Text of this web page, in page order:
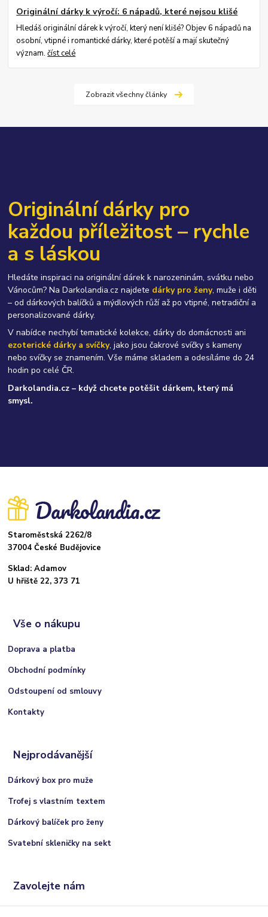
Originální dárky k výročí: 6 nápadů, které nejsou klišé
Hledáš originální dárek k výročí, který není klišé? Objev 6 nápadů na
osobní, vtipné i romantické dárky, které potěší a mají skutečný
význam.číst celé
Zobrazit všechny články
Originální dárky pro
každou příležitost – rychle
a s láskou
Hledáte inspiraci na originální dárek k narozeninám, svátku nebo
Vánocům? Na Darkolandia.cz najdete dárky pro ženy, muže i děti
– od dárkových balíčků a mýdlových růží až po vtipné, netradiční a
personalizované dárky.
V nabídce nechybí tematické kolekce, dárky do domácnosti ani
ezoterické dárky a svíčky, jako jsou čakrové svíčky s kameny
nebo svíčky se znamením. Vše máme skladem a odesíláme do 24
hodin po celé ČR.
Darkolandia.cz – když chcete potěšit dárkem, který má
smysl.
Staroměstská 2262/8
37004 České Budějovice
Sklad: Adamov
U hřiště 22, 373 71
Vše o nákupu
Doprava a platba
Obchodní podmínky
Odstoupení od smlouvy
Kontakty
Nejprodávanější
Dárkový box pro muže
Trofej s vlastním textem
Dárkový balíček pro ženy
Svatební skleničky na sekt
Zavolejte nám